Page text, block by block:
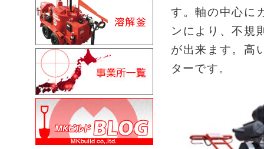
す。軸の中心に
ンにより、不規
が出来ます。高
ターです。